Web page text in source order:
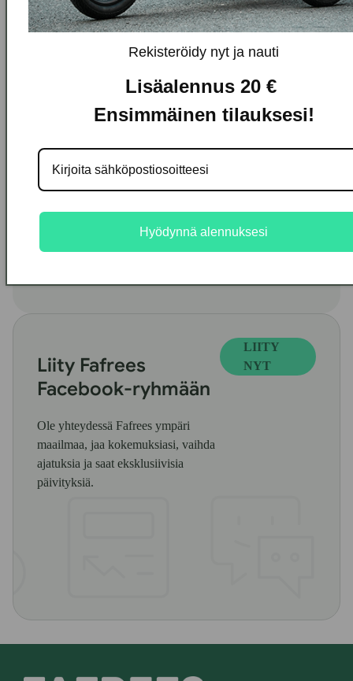
Rekisteröidy nyt
myyntihälytyksiä ja
erikoistarjouksia
varten.
Liity Fafrees
Facebook-ryhmään
Ole yhteydessä Fafrees ympäri
maailmaa, jaa kokemuksiasi, vaihda
ajatuksia ja saat eksklusiivisia
päivityksiä.
LIITY
NYT
Rekisteröidy nyt ja nauti
Lisäalennus 20 €
Ensimmäinen tilauksesi!
Hyödynnä alennuksesi